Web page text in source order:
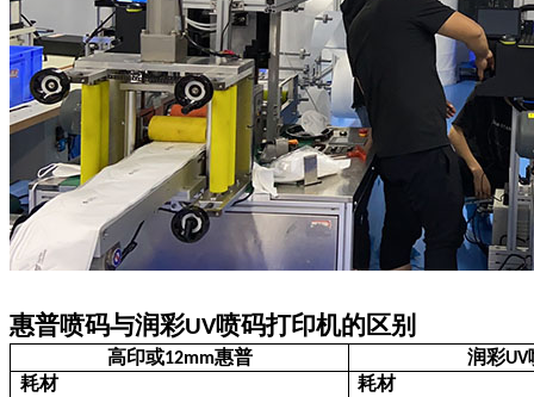
惠普喷码与润彩UV喷码打印机的区别
高印或12mm惠普 润彩UV
耗材
耗材